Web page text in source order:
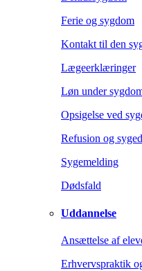
Ferie og sygdom
Kontakt til den
Lægeerklæringer
Løn under
Opsigelse ved
Refusion og
Sygemelding
Dødsfald
Uddannelse
Ansættelse af
Erhvervspraktik